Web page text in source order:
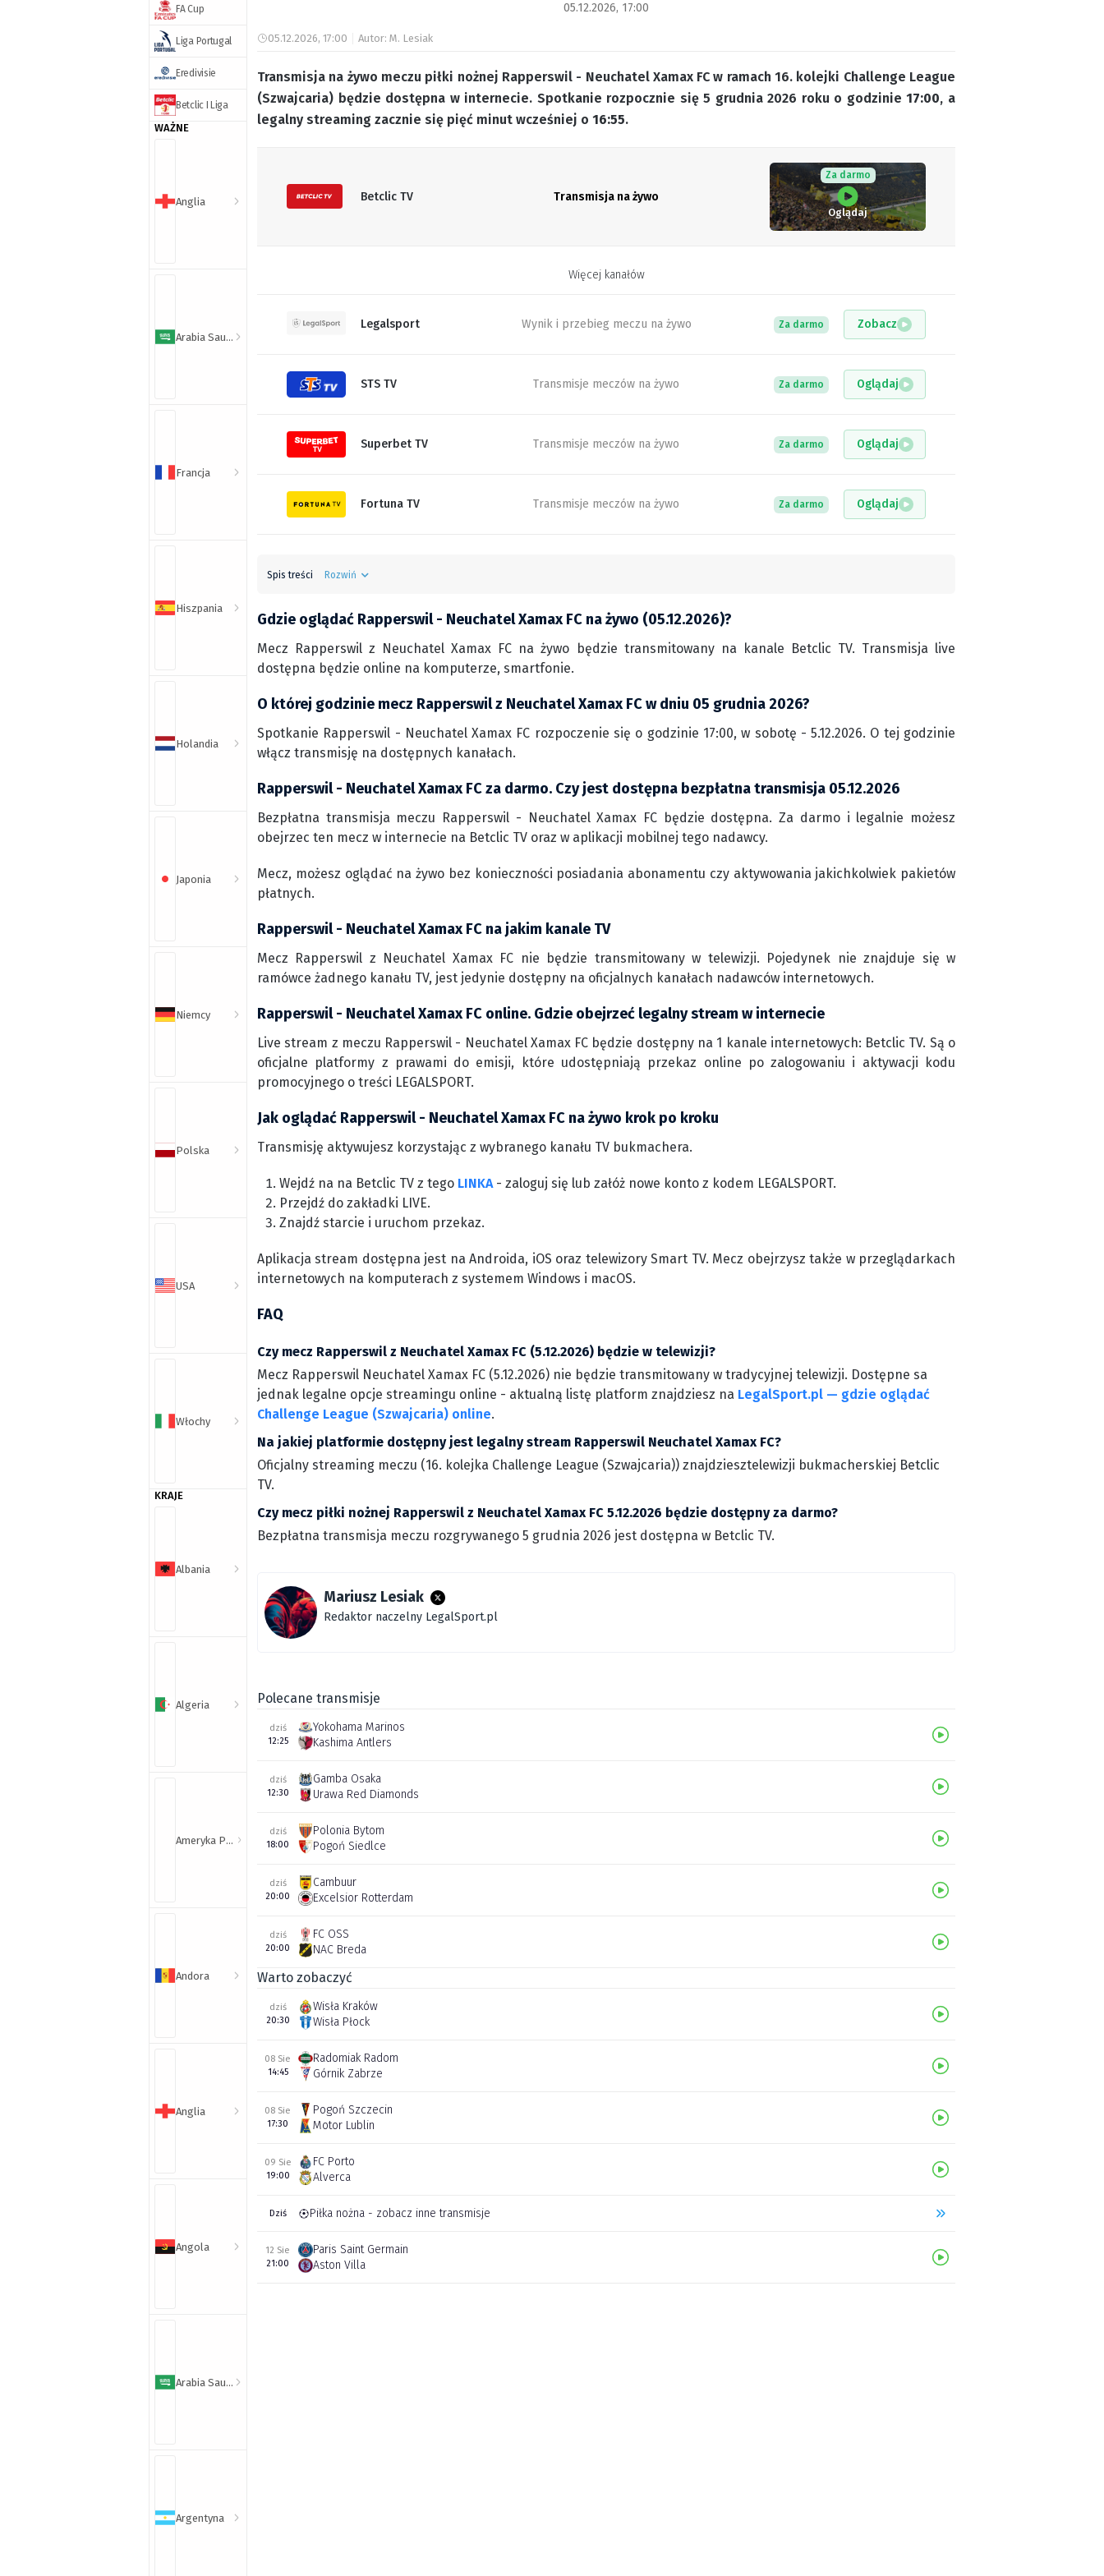
FA Cup
Liga Portugal
Eredivisie
Betclic I Liga
WAŻNE
Anglia
Arabia Saudyjska
Francja
Hiszpania
Holandia
Japonia
Niemcy
Polska
USA
Włochy
KRAJE
Albania
Algeria
Ameryka Północna i Południowa
Andora
Anglia
Angola
Arabia Saudyjska
Argentyna
05.12.2026, 17:00
05.12.2026, 17:00 Autor: M. Lesiak
Transmisja na żywo meczu piłki nożnej Rapperswil - Neuchatel Xamax FC w ramach 16. kolejki Challenge League
(Szwajcaria) będzie dostępna w internecie. Spotkanie rozpocznie się 5 grudnia 2026 roku o godzinie17:00, a
legalny streaming zacznie się pięć minut wcześniej o 16:55.
Betclic TV Transmisja na żywo
Za darmo
Oglądaj
Więcej kanałów
Legalsport Wynik i przebieg meczu na żywo Za darmo Zobacz
STS TV Transmisje meczów na żywo Za darmo Oglądaj
Superbet TV Transmisje meczów na żywo Za darmo Oglądaj
Fortuna TV Transmisje meczów na żywo Za darmo Oglądaj
Spis treści Rozwiń
Gdzie oglądać Rapperswil - Neuchatel Xamax FC na żywo (05.12.2026)?
Mecz Rapperswil z Neuchatel Xamax FC na żywo będzie transmitowany na kanale Betclic TV. Transmisja live
dostępna będzie online na komputerze, smartfonie.
O której godzinie mecz Rapperswil z Neuchatel Xamax FC w dniu 05 grudnia 2026?
Spotkanie Rapperswil - Neuchatel Xamax FC rozpoczenie się o godzinie 17:00, w sobotę - 5.12.2026. O tej godzinie
włącz transmisję na dostępnych kanałach.
Rapperswil - Neuchatel Xamax FC za darmo. Czy jest dostępna bezpłatna transmisja 05.12.2026
Bezpłatna transmisja meczu Rapperswil - Neuchatel Xamax FC będzie dostępna. Za darmo i legalnie możesz
obejrzec ten mecz w internecie na Betclic TV oraz w aplikacji mobilnej tego nadawcy.
Mecz, możesz oglądać na żywo bez konieczności posiadania abonamentu czy aktywowania jakichkolwiek pakietów
płatnych.
Rapperswil - Neuchatel Xamax FC na jakim kanale TV
Mecz Rapperswil z Neuchatel Xamax FC nie będzie transmitowany w telewizji. Pojedynek nie znajduje się w
ramówce żadnego kanału TV, jest jedynie dostępny na oficjalnych kanałach nadawców internetowych.
Rapperswil - Neuchatel Xamax FC online. Gdzie obejrzeć legalny stream w internecie
Live stream z meczu Rapperswil - Neuchatel Xamax FC będzie dostępny na 1 kanale internetowych: Betclic TV. Są o
oficjalne platformy z prawami do emisji, które udostępniają przekaz online po zalogowaniu i aktywacji kodu
promocyjnego o treści LEGALSPORT.
Jak oglądać Rapperswil - Neuchatel Xamax FC na żywo krok po kroku
Transmisję aktywujesz korzystając z wybranego kanału TV bukmachera.
Wejdź na na Betclic TV z tego LINKA- zaloguj się lub załóż nowe konto z kodem LEGALSPORT.
Przejdź do zakładki LIVE.
Znajdź starcie i uruchom przekaz.
Aplikacja stream dostępna jest na Androida, iOS oraz telewizory Smart TV. Mecz obejrzysz także w przeglądarkach
internetowych na komputerach z systemem Windows i macOS.
FAQ
Czy mecz Rapperswil z Neuchatel Xamax FC (5.12.2026) będzie w telewizji?
Mecz Rapperswil Neuchatel Xamax FC (5.12.2026) nie będzie transmitowany w tradycyjnej telewizji. Dostępne sa
jednak legalne opcje streamingu online - aktualną listę platform znajdziesz na LegalSport.pl — gdzie oglądać
Challenge League (Szwajcaria) online.
Na jakiej platformie dostępny jest legalny stream Rapperswil Neuchatel Xamax FC?
Oficjalny streaming meczu (16. kolejka Challenge League (Szwajcaria)) znajdziesztelewizji bukmacherskiej Betclic
TV.
Czy mecz piłki nożnej Rapperswil z Neuchatel Xamax FC 5.12.2026 będzie dostępny za darmo?
Bezpłatna transmisja meczu rozgrywanego 5 grudnia 2026 jest dostępna w Betclic TV.
Mariusz Lesiak
Redaktor naczelny LegalSport.pl
Polecane transmisje
dziś
12:25
Yokohama Marinos
Kashima Antlers
dziś
12:30
Gamba Osaka
Urawa Red Diamonds
dziś
18:00
Polonia Bytom
Pogoń Siedlce
dziś
20:00
Cambuur
Excelsior Rotterdam
dziś
20:00
FC OSS
NAC Breda
Warto zobaczyć
dziś
20:30
Wisła Kraków
Wisła Płock
08 Sie
14:45
Radomiak Radom
Górnik Zabrze
08 Sie
17:30
Pogoń Szczecin
Motor Lublin
09 Sie
19:00
FC Porto
Alverca
Dziś Piłka nożna - zobacz inne transmisje
12 Sie
21:00
Paris Saint Germain
Aston Villa